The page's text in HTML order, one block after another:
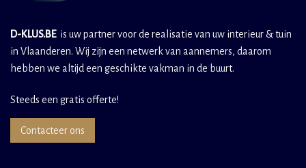
D-KLUS.BEis uw partner voor de realisatie van uw interieur & tuin
in Vlaanderen. Wij zijn een netwerk van aannemers, daarom
hebben we altijd een geschikte vakman in de buurt.
Steeds een gratis offerte!
Contacteer ons